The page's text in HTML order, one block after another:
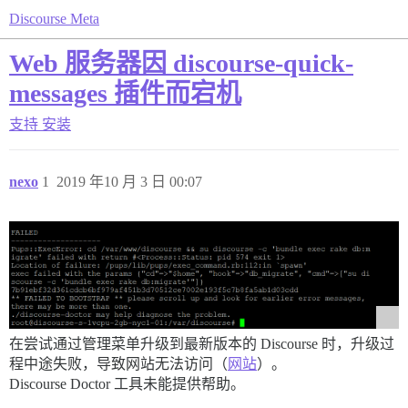
Discourse Meta
Web 服务器因 discourse-quick-
messages 插件而宕机
支持 安装
nexo 2019 年10 月 3 日 00:07
1
在尝试通过管理菜单升级到最新版本的 Discourse 时，升级过
程中途失败，导致网站无法访问（ 网站）。
Discourse Doctor 工具未能提供帮助。